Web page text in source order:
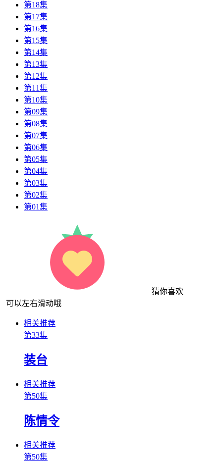
第18集
第17集
第16集
第15集
第14集
第13集
第12集
第11集
第10集
第09集
第08集
第07集
第06集
第05集
第04集
第03集
第02集
第01集
猜你喜欢
可以左右滑动哦
相关推荐
第33集
装台
相关推荐
第50集
陈情令
相关推荐
第50集